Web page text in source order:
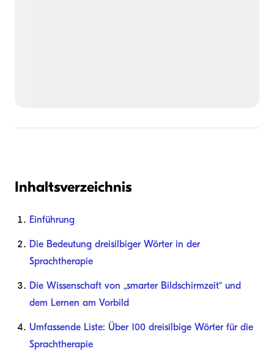
Inhaltsverzeichnis
Einführung
Die Bedeutung dreisilbiger Wörter in der
Sprachtherapie
Die Wissenschaft von „smarter Bildschirmzeit“ und
dem Lernen am Vorbild
Umfassende Liste: Über 100 dreisilbige Wörter für die
Sprachtherapie